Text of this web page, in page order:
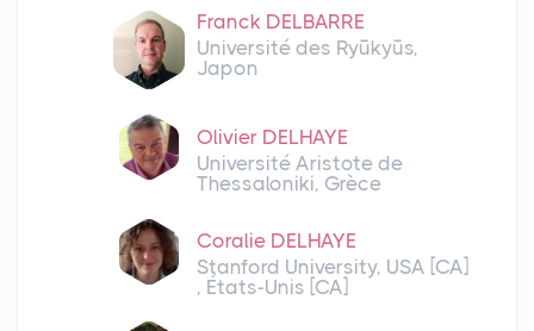
Franck DELBARRE
Université des Ryūkyūs,
Japon
Olivier DELHAYE
Université Aristote de
Thessaloniki, Grèce
Coralie DELHAYE
Stanford University, USA [CA]
, États-Unis [CA]